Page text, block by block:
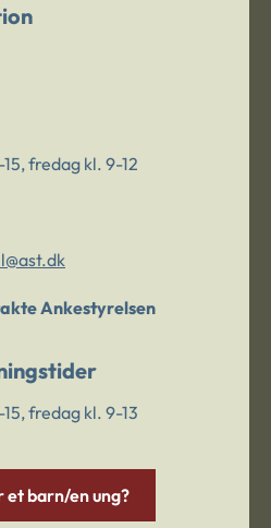
fredag kl. 9-12
Ankestyrelsen
fredag kl. 9-13
et barn/en ung?